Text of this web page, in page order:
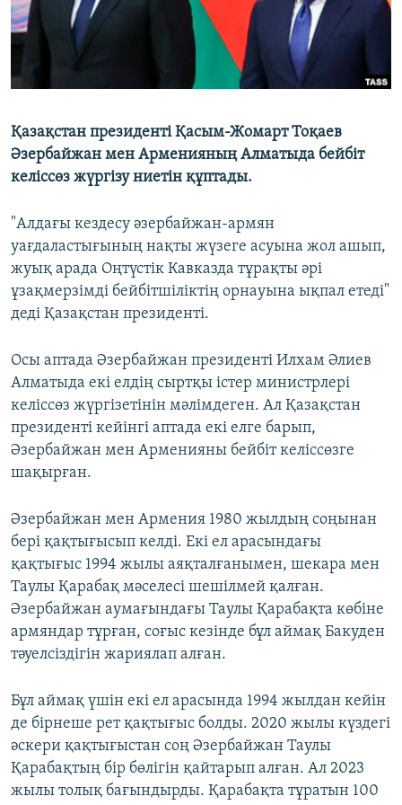
Қазақстан президенті Қасым-Жомарт Тоқаев
Әзербайжан мен Арменияның Алматыда бейбіт
келіссөз жүргізу ниетін құптады.
"Алдағы кездесу әзербайжан-армян
уағдаластығының нақты жүзеге асуына жол ашып,
жуық арада Оңтүстік Кавказда тұрақты әрі
ұзақмерзімді бейбітшіліктің орнауына ықпал етеді"
деді Қазақстан президенті.
Осы аптада Әзербайжан президенті Илхам Әлиев
Алматыда екі елдің сыртқы істер министрлері
келіссөз жүргізетінін мәлімдеген. Ал Қазақстан
президенті кейінгі аптада екі елге барып,
Әзербайжан мен Арменияны бейбіт келіссөзге
шақырған.
Әзербайжан мен Армения 1980 жылдың соңынан
бері қақтығысып келді. Екі ел арасындағы
қақтығыс 1994 жылы аяқталғанымен, шекара мен
Таулы Қарабақ мәселесі шешілмей қалған.
Әзербайжан аумағындағы Таулы Қарабақта көбіне
армяндар тұрған, соғыс кезінде бұл аймақ Бакуден
тәуелсіздігін жариялап алған.
Бұл аймақ үшін екі ел арасында 1994 жылдан кейін
де бірнеше рет қақтығыс болды. 2020 жылы күздегі
әскери қақтығыстан соң Әзербайжан Таулы
Қарабақтың бір бөлігін қайтарып алған. Ал 2023
жылы толық бағындырды. Қарабақта тұратын 100